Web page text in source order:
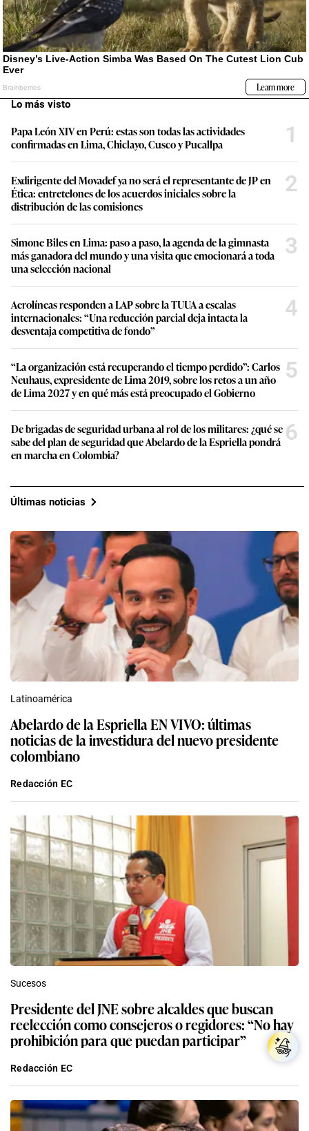
Lo más visto
Papa León XIV en Perú: estas son todas las actividades
confirmadas en Lima, Chiclayo, Cusco y Pucallpa
1
Exdirigente del Movadef ya no será el representante de JP en
Ética: entretelones de los acuerdos iniciales sobre la
distribución de las comisiones
2
Simone Biles en Lima: paso a paso, la agenda de la gimnasta
más ganadora del mundo y una visita que emocionará a toda
una selección nacional
3
Aerolíneas responden a LAP sobre la TUUA a escalas
internacionales: “Una reducción parcial deja intacta la
desventaja competitiva de fondo”
4
“La organización está recuperando el tiempo perdido”: Carlos
Neuhaus, expresidente de Lima 2019, sobre los retos a un año
de Lima 2027 y en qué más está preocupado el Gobierno
5
De brigadas de seguridad urbana al rol de los militares: ¿qué se
sabe del plan de seguridad que Abelardo de la Espriella pondrá
en marcha en Colombia?
6
Últimas noticias
Latinoamérica
Abelardo de la Espriella EN VIVO: últimas
noticias de la investidura del nuevo presidente
colombiano
Redacción EC
Sucesos
Presidente del JNE sobre alcaldes que buscan
reelección como consejeros o regidores: “No hay
prohibición para que puedan participar”
Redacción EC